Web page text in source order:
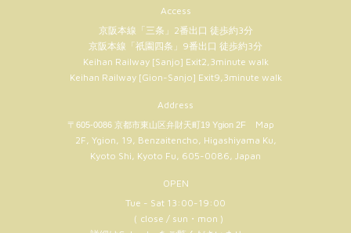
Access
京阪本線「三条」2番出口 徒歩約3分
京阪本線「祇園四条」9番出口 徒歩約3分
Keihan Railway [Sanjo] Exit2,3minute walk
Keihan Railway [Gion-Sanjo] Exit9,3minute walk
Address
〒605-0086 京都市東山区弁財天町19 Ygion 2F
Map
2F, Ygion, 19, Benzaitencho, Higashiyama Ku,
Kyoto Shi, Kyoto Fu, 605-0086, Japan
OPEN
Tue - Sat 13:00-19:00
（ close / sun・mon )